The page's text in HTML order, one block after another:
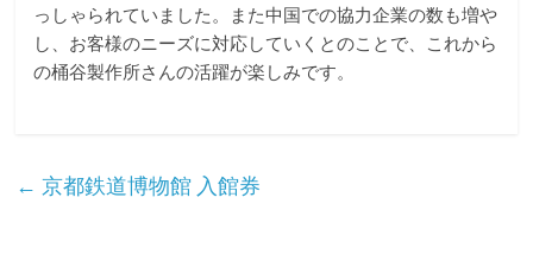
っしゃられていました。また中国での協力企業の数も増や
し、お客様のニーズに対応していくとのことで、これから
の桶谷製作所さんの活躍が楽しみです。
← 京都鉄道博物館 入館券